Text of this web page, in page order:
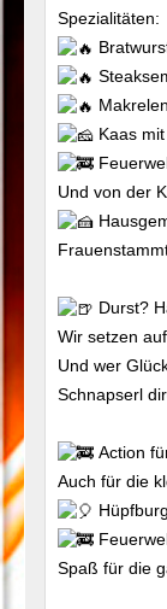
Spezialitäten:
Kaas
Und von der
Durst?
Wir setzen
Und wer
Schnapserl
Action
Auch für die
Hüpfburg
Spaß für die